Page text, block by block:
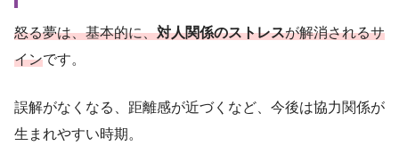
怒る夢は、基本的に、対人関係のストレスが解消されるサ
インです。
誤解がなくなる、距離感が近づくなど、今後は協力関係が
生まれやすい時期。